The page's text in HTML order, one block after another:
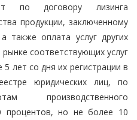
по договору лизинга
продукции, заключенному
также оплата услуг других
соответствующих услуг
лет со дня их регистрации в
юридических лиц, по
производственного
процентов, но не более 10